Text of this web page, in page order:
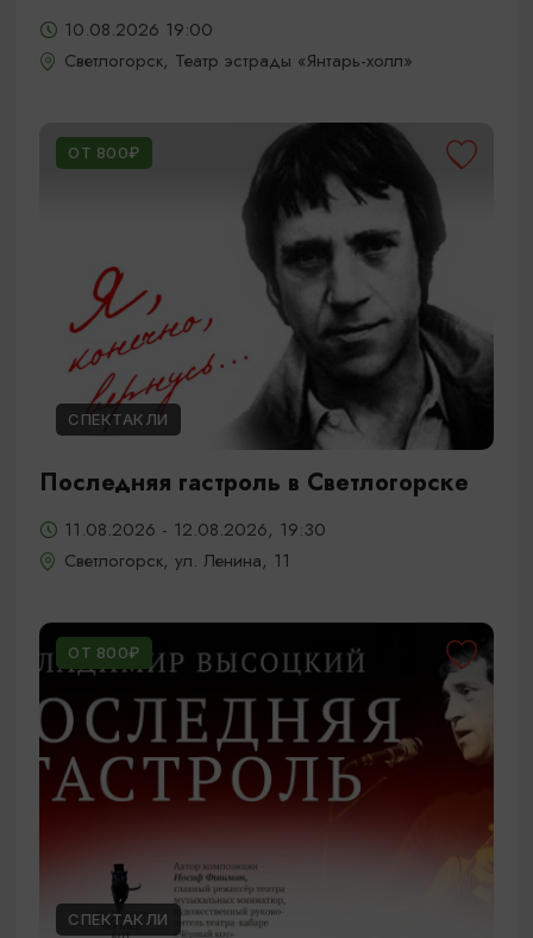
10.08.2026 19:00
Светлогорск, Театр эстрады «Янтарь-холл»
ОТ 800₽
СПЕКТАКЛИ
Последняя гастроль в Светлогорске
11.08.2026 - 12.08.2026, 19:30
Светлогорск, ул. Ленина, 11
ОТ 800₽
СПЕКТАКЛИ